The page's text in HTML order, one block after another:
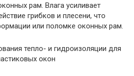
рам. Влага усиливает
грибков и плесени, что
или поломке оконных рам.